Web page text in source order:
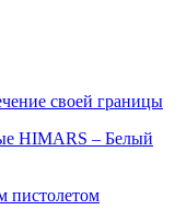
своей границы
HIMARS – Белый
пистолетом